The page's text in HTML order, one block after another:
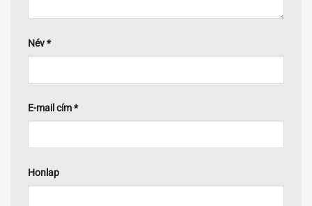
Név*
E-mail cím*
Honlap